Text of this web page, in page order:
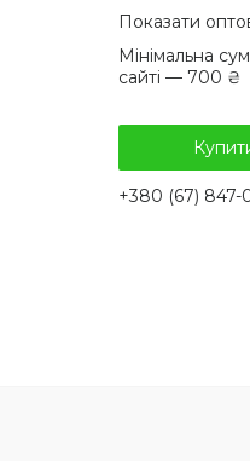
Показати
Мінімальна
сайті — 700 ₴
+380 (67) 847-